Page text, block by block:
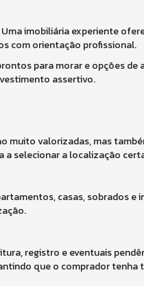
imobiliária experiente
com orientação profissional.
para morar e opções de
assertivo.
muito valorizadas, mas
a selecionar a localização
casas, sobrados e
registro e eventuais
que o comprador tenha